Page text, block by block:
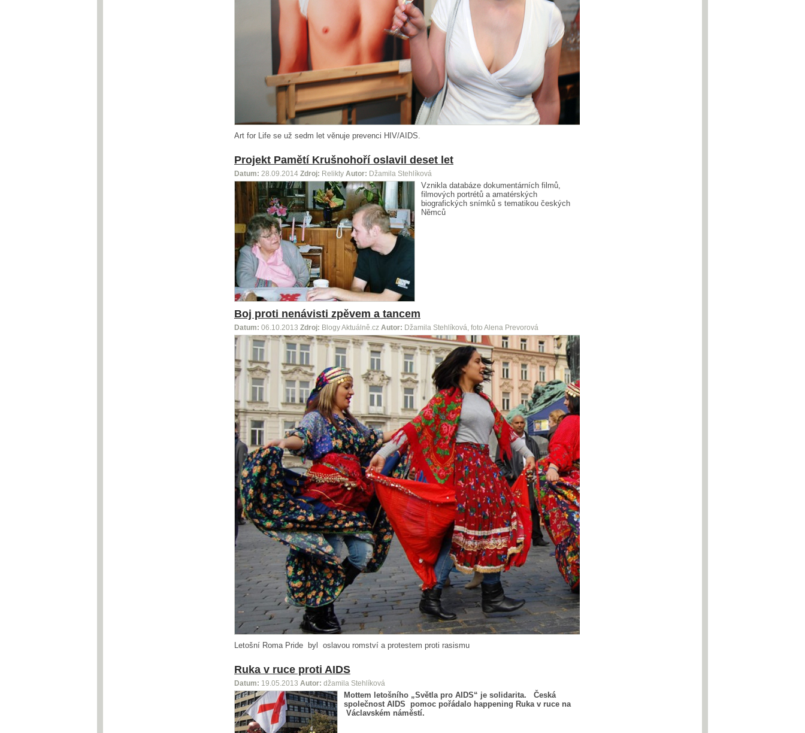
Art for Life se už sedm let věnuje prevenci HIV/AIDS.
Projekt Pamětí Krušnohoří oslavil deset let
Datum: 28.09.2014 Zdroj: Relikty Autor: Džamila Stehlíková
Vznikla databáze dokumentárních filmů,
filmových portrétů a amatérských
biografických snímků s tematikou českých
Němců
Boj proti nenávisti zpěvem a tancem
Datum: 06.10.2013 Zdroj: Blogy Aktuálně.cz Autor: Džamila Stehlíková, foto Alena Prevorová
Letošní Roma Pride byl oslavou romství a protestem proti rasismu
Ruka v ruce proti AIDS
Datum: 19.05.2013 Autor: džamila Stehlíková
Mottem letošního „Světla pro AIDS“ je solidarita. Česká
společnost AIDS pomoc pořádalo happening Ruka v ruce na
Václavském náměstí.